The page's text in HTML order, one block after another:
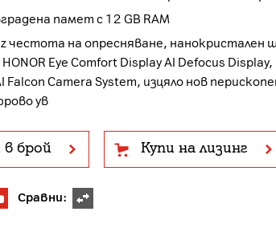
памет с 12 GB RAM
честота на опресняване, нанокристален
Eye Comfort Display AI Defocus
Falcon Camera System, изцяло нов
ув
в брой Купи на лизинг
Сравни: